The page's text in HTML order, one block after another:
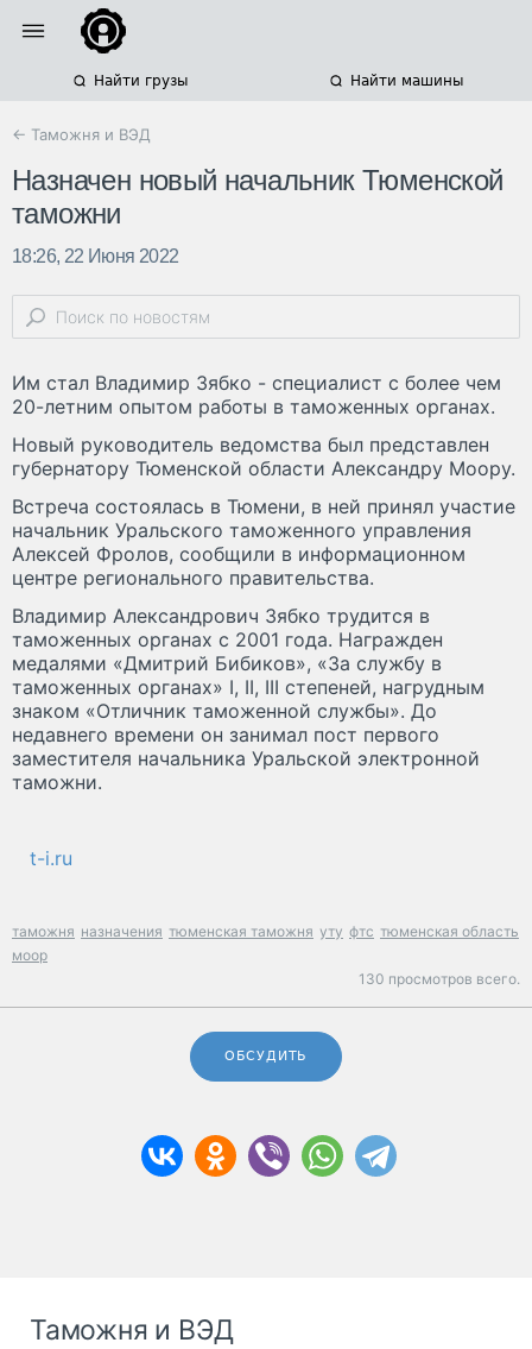
Найти грузы Найти машины
← Таможня и ВЭД
Назначен новый начальник Тюменской
таможни
18:26, 22 Июня 2022
Им стал Владимир Зябко - специалист с более чем
20-летним опытом работы в таможенных органах.
Новый руководитель ведомства был представлен
губернатору Тюменской области Александру Моору.
Встреча состоялась в Тюмени, в ней принял участие
начальник Уральского таможенного управления
Алексей Фролов, сообщили в информационном
центре регионального правительства.
Владимир Александрович Зябко трудится в
таможенных органах с 2001 года. Награжден
медалями «Дмитрий Бибиков», «За службу в
таможенных органах» I, II, III степеней, нагрудным
знаком «Отличник таможенной службы». До
недавнего времени он занимал пост первого
заместителя начальника Уральской электронной
таможни.
t-i.ru
таможня назначения тюменская таможня уту фтс тюменская область
моор
130 просмотров всего.
ОБСУДИТЬ
Таможня и ВЭД